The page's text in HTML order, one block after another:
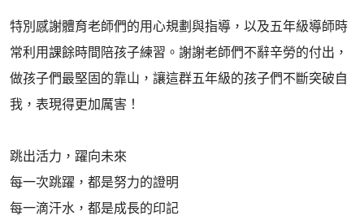
特別感謝體育老師們的用心規劃與指導，以及五年級導師時
常利用課餘時間陪孩子練習。謝謝老師們不辭辛勞的付出，
做孩子們最堅固的靠山，讓這群五年級的孩子們不斷突破自
我，表現得更加厲害！
跳出活力，躍向未來
每一次跳躍，都是努力的證明
每一滴汗水，都是成長的印記